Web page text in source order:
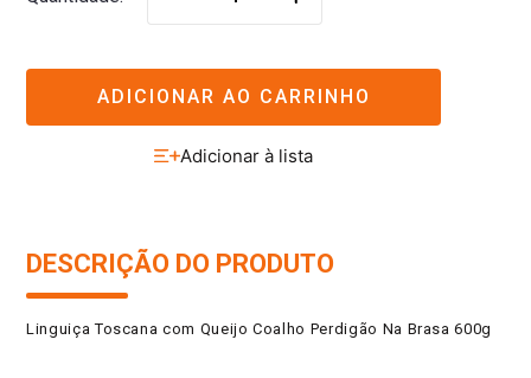
ADICIONAR AO CARRINHO
DESCRIÇÃO DO PRODUTO
Linguiça Toscana com Queijo Coalho Perdigão Na Brasa 600g